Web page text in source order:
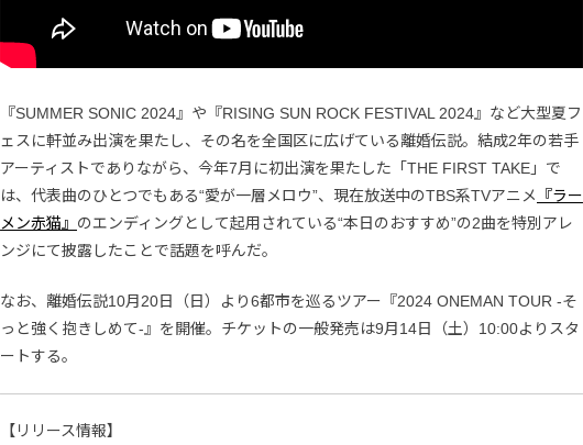
『SUMMER SONIC 2024』や『RISING SUN ROCK FESTIVAL 2024』など大型夏フ
ェスに軒並み出演を果たし、その名を全国区に広げている離婚伝説。結成2年の若手
アーティストでありながら、今年7月に初出演を果たした「THE FIRST TAKE」で
は、代表曲のひとつでもある“愛が一層メロウ”、現在放送中のTBS系TVアニメ
『ラー
メン赤猫』 のエンディングとして起用されている“本日のおすすめ”の2曲を特別アレ
ンジにて披露したことで話題を呼んだ。
なお、離婚伝説10月20日（日）より6都市を巡るツアー『2024 ONEMAN TOUR -そ
っと強く抱きしめて-』を開催。チケットの一般発売は9月14日（土）10:00よりスタ
ートする。
【リリース情報】